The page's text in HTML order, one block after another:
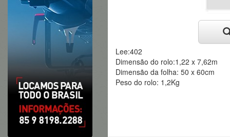
Lee:402
Dimensão do rolo:1,22 x 7,62m
Dimensão da folha: 50 x 60cm
Peso do rolo: 1,2Kg